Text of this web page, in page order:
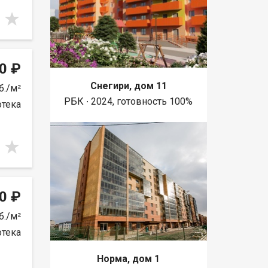
₽
м²
₽
м²
Снегири, дом 11
РБК ∙ 2024, готовность 100%
Норма, дом 1